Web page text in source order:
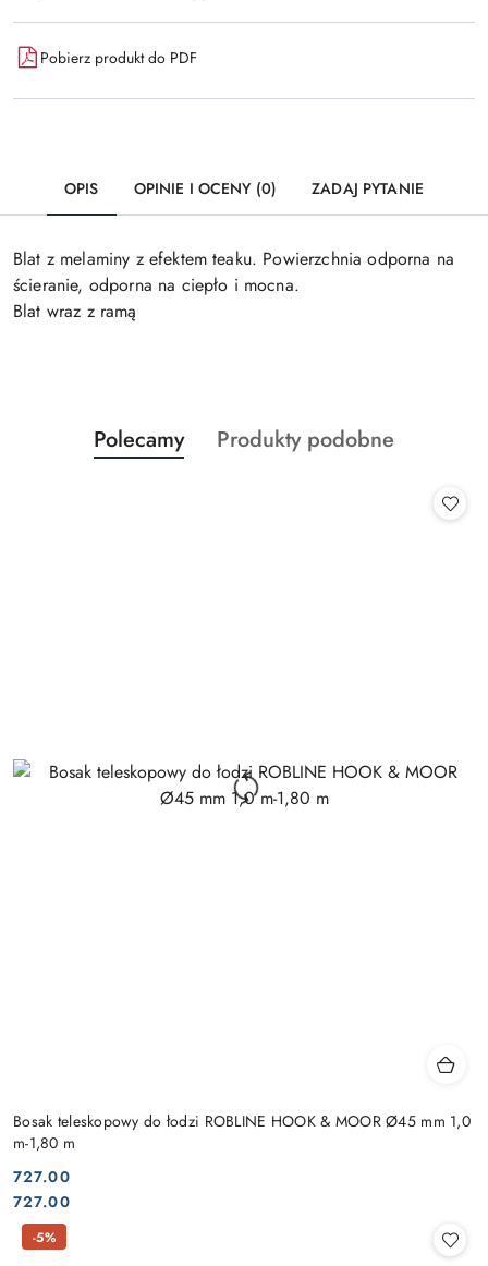
Pobierz produkt do PDF
OPIS OPINIE I OCENY (0) ZADAJ PYTANIE
Blat z melaminy z efektem teaku. Powierzchnia odporna na
ścieranie, odporna na ciepło i mocna.
Blat wraz z ramą
Pomiń karuzelę produktów
Produkty
o
Polecamy
Produkty
Produkty podobne
Bosak teleskopowy do łodzi ROBLINE HOOK & MOOR Ø45 mm 1,0
m-1,80 m
Cena:
727.00
Cena:
727.00
-5%